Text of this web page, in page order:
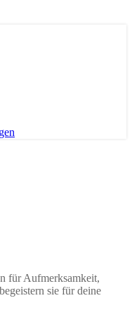
für Aufmerksamkeit,
sie für deine